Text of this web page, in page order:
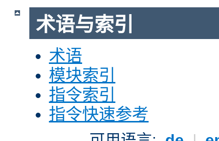
术语与索引
术语
模块索引
指令索引
指令快速参考